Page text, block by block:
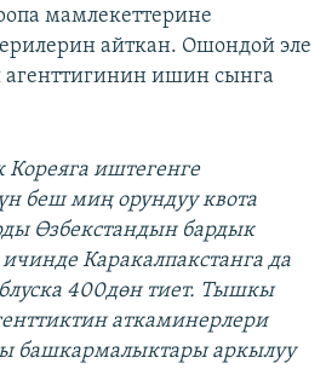
мамлекеттерине
айткан. Ошондой эле
ишин сынга
иштегенге
беш миң орундуу квота
Өзбекстандын бардык
Каракалпакстанга да
400дөн тиет. Тышкы
аткаминерлери
башкармалыктары аркылуу